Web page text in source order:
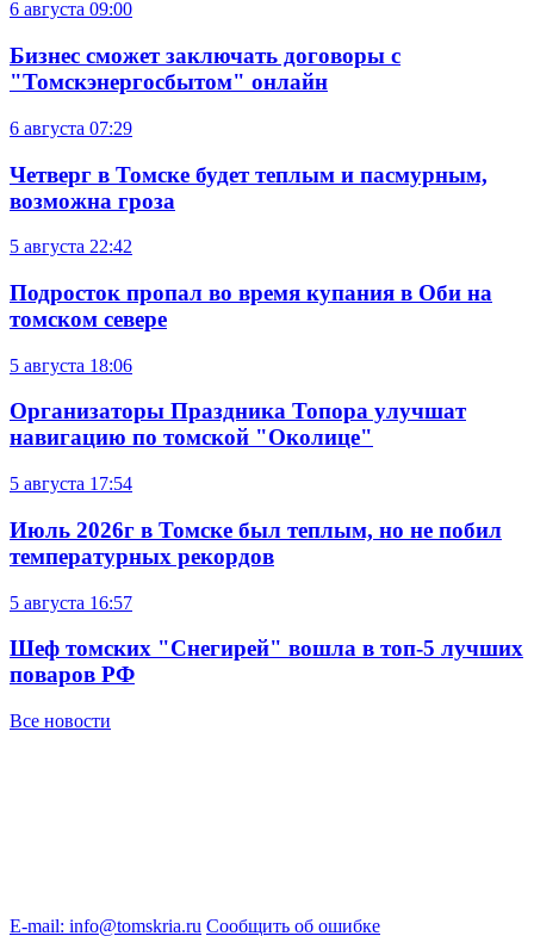
6 августа 09:00
Бизнес сможет заключать договоры с
"Томскэнергосбытом" онлайн
6 августа 07:29
Четверг в Томске будет теплым и пасмурным,
возможна гроза
5 августа 22:42
Подросток пропал во время купания в Оби на
томском севере
5 августа 18:06
Организаторы Праздника Топора улучшат
навигацию по томской "Околице"
5 августа 17:54
Июль 2026г в Томске был теплым, но не побил
температурных рекордов
5 августа 16:57
Шеф томских "Снегирей" вошла в топ-5 лучших
поваров РФ
Все новости
E-mail: info@tomskria.ru Сообщить об ошибке